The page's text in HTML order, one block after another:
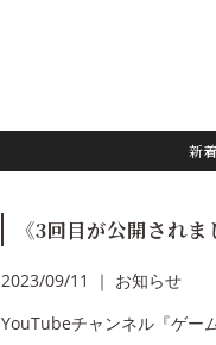
新
《3回目が公開され
2023/09/11 ｜ お知らせ
YouTubeチャンネル『ゲー